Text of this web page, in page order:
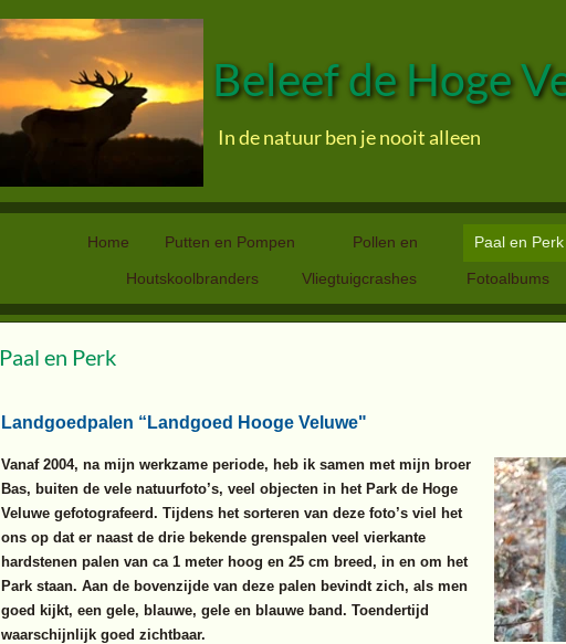
Beleef de Hoge
In de natuur ben je nooit alleen
Home Putten en Pompen
Pollen en
Paal en Perk
Houtskoolbranders Vliegtuigcrashes Fotoalbums
Paal en Perk
Landgoedpalen “Landgoed Hooge Veluwe"
Vanaf 2004, na mijn werkzame periode, heb ik samen met mijn broer
Bas, buiten de vele natuurfoto’s, veel objecten in het Park de Hoge
Veluwe gefotografeerd. Tijdens het sorteren van deze foto’s viel het
ons op dat er naast de drie bekende grenspalen veel vierkante
hardstenen palen van ca 1 meter hoog en 25 cm breed, in en om het
Park staan. Aan de bovenzijde van deze palen bevindt zich, als men
goed kijkt, een gele, blauwe, gele en blauwe band. Toendertijd
waarschijnlijk goed zichtbaar.